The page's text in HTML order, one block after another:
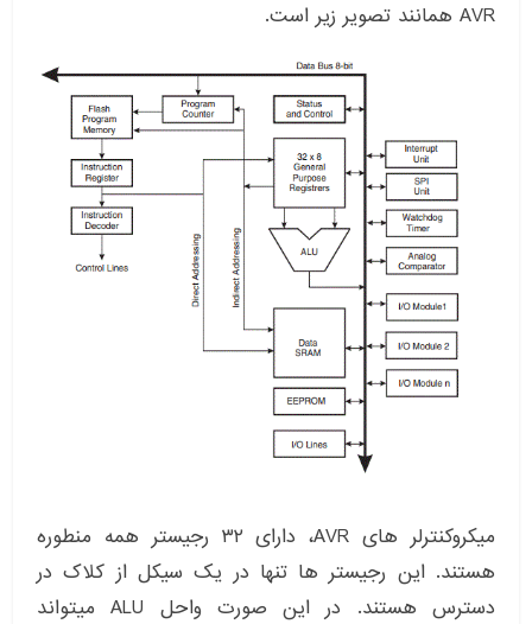
AVR همانند تصویر زیر است.
میکروکنترلر های AVR، دارای ۳۲ رجیستر همه منطوره
هستند. این رجیستر ها تنها در یک سیکل از کلاک در
دسترس هستند. در این صورت واحل ALU میتواند